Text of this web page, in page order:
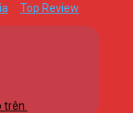
Top Review
trên